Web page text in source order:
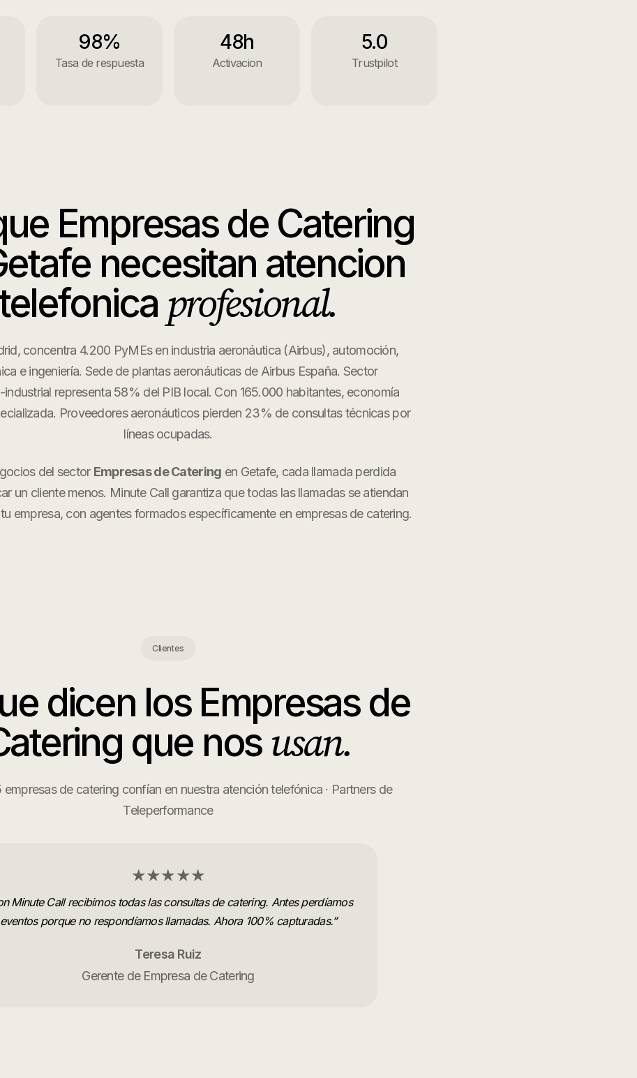
98%
Tasa de respuesta
48h
Activacion
5.0
Trustpilot
Empresas de Catering
necesitan atencion
profesional.
concentra 4.200 PyMEs en industria aeronáutica (Airbus), automoción,
e ingeniería. Sede de plantas aeronáuticas de Airbus España. Sector
industrial representa 58% del PIB local. Con 165.000 habitantes, economía
Proveedores aeronáuticos pierden 23% de consultas técnicas por
líneas ocupadas.
del sector Empresas de Catering en Getafe, cada llamada perdida
un cliente menos. Minute Call garantiza que todas las llamadas se atiendan
empresa, con agentes formados específicamente en empresas de catering.
Clientes
dicen los Empresas de
que nos usan.
empresas de catering confían en nuestra atención telefónica · Partners de
Teleperformance
★★★★★
Minute Call recibimos todas las consultas de catering. Antes perdíamos
eventos porque no respondíamos llamadas. Ahora 100% capturadas.”
Teresa Ruiz
Gerente de Empresa de Catering